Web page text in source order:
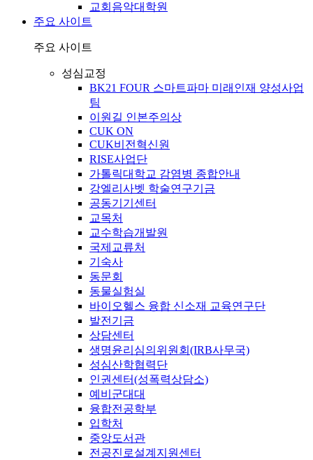
교회음악대학원
주요 사이트
주요 사이트
성심교정
BK21 FOUR 스마트파마 미래인재 양성사업
팀
이원길 인본주의상
CUK ON
CUK비전혁신원
RISE사업단
가톨릭대학교 감염병 종합안내
강엘리사벳 학술연구기금
공동기기센터
교목처
교수학습개발원
국제교류처
기숙사
동문회
동물실험실
바이오헬스 융합 신소재 교육연구단
발전기금
상담센터
생명윤리심의위원회(IRB사무국)
성심산학협력단
인권센터(성폭력상담소)
예비군대대
융합전공학부
입학처
중앙도서관
전공진로설계지원센터